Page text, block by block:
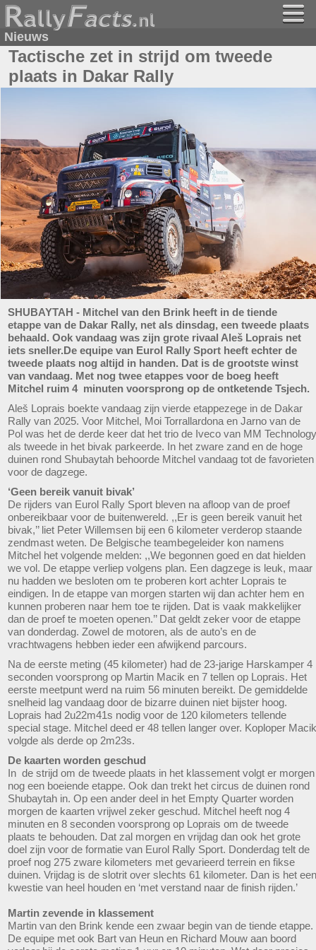
Nieuws
Tactische zet in strijd om tweede
plaats in Dakar Rally
SHUBAYTAH - Mitchel van den Brink heeft in de tiende
etappe van de Dakar Rally, net als dinsdag, een tweede plaats
behaald. Ook vandaag was zijn grote rivaal Aleš Loprais net
iets sneller.De equipe van Eurol Rally Sport heeft echter de
tweede plaats nog altijd in handen. Dat is de grootste winst
van vandaag. Met nog twee etappes voor de boeg heeft
Mitchel ruim 4 minuten voorsprong op de ontketende Tsjech.
Aleš Loprais boekte vandaag zijn vierde etappezege in de Dakar
Rally van 2025. Voor Mitchel, Moi Torrallardona en Jarno van de
Pol was het de derde keer dat het trio de Iveco van MM Technology
als tweede in het bivak parkeerde. In het zware zand en de hoge
duinen rond Shubaytah behoorde Mitchel vandaag tot de favorieten
voor de dagzege.
‘Geen bereik vanuit bivak’
De rijders van Eurol Rally Sport bleven na afloop van de proef
onbereikbaar voor de buitenwereld. ,,Er is geen bereik vanuit het
bivak,’’ liet Peter Willemsen bij een 6 kilometer verderop staande
zendmast weten. De Belgische teambegeleider kon namens
Mitchel het volgende melden: ,,We begonnen goed en dat hielden
we vol. De etappe verliep volgens plan. Een dagzege is leuk, maar
nu hadden we besloten om te proberen kort achter Loprais te
eindigen. In de etappe van morgen starten wij dan achter hem en
kunnen proberen naar hem toe te rijden. Dat is vaak makkelijker
dan de proef te moeten openen.’’ Dat geldt zeker voor de etappe
van donderdag. Zowel de motoren, als de auto’s en de
vrachtwagens hebben ieder een afwijkend parcours.
Na de eerste meting (45 kilometer) had de 23-jarige Harskamper 4
seconden voorsprong op Martin Macik en 7 tellen op Loprais. Het
eerste meetpunt werd na ruim 56 minuten bereikt. De gemiddelde
snelheid lag vandaag door de bizarre duinen niet bijster hoog.
Loprais had 2u22m41s nodig voor de 120 kilometers tellende
special stage. Mitchel deed er 48 tellen langer over. Koploper Macik
volgde als derde op 2m23s.
De kaarten worden geschud
In de strijd om de tweede plaats in het klassement volgt er morgen
nog een boeiende etappe. Ook dan trekt het circus de duinen rond
Shubaytah in. Op een ander deel in het Empty Quarter worden
morgen de kaarten vrijwel zeker geschud. Mitchel heeft nog 4
minuten en 8 seconden voorsprong op Loprais om de tweede
plaats te behouden. Dat zal morgen en vrijdag dan ook het grote
doel zijn voor de formatie van Eurol Rally Sport. Donderdag telt de
proef nog 275 zware kilometers met gevarieerd terrein en fikse
duinen. Vrijdag is de slotrit over slechts 61 kilometer. Dan is het een
kwestie van heel houden en ‘met verstand naar de finish rijden.’
Martin zevende in klassement
Martin van den Brink kende een zwaar begin van de tiende etappe.
De equipe met ook Bart van Heun en Richard Mouw aan boord